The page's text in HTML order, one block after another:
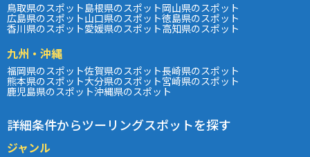
鳥取県のスポット島根県のスポット岡山県のスポット
広島県のスポット山口県のスポット徳島県のスポット
香川県のスポット愛媛県のスポット高知県のスポット
九州・沖縄
福岡県のスポット佐賀県のスポット長崎県のスポット
熊本県のスポット大分県のスポット宮崎県のスポット
鹿児島県のスポット沖縄県のスポット
詳細条件からツーリングスポットを探す
ジャンル